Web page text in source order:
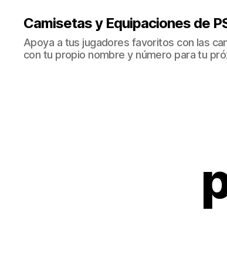
Camisetas y Equipaciones de
Apoya a tus jugadores favoritos con las
con tu propio nombre y número para tu